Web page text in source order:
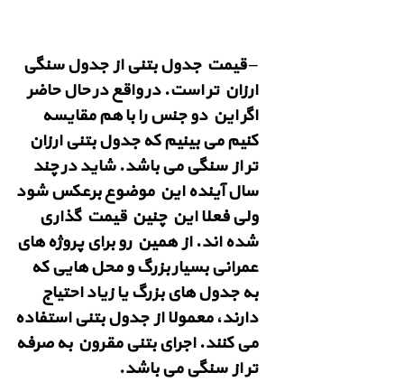
– قیمت جدول بتنی از جدول سنگی
ارزان تر است. در واقع در حال حاضر
اگر این دو جنس را با هم مقایسه
کنیم می بینیم که جدول بتنی ارزان
تر از سنگی می باشد. شاید در چند
سال آینده این موضوع برعکس شود
ولی فعلا این چنین قیمت گذاری
شده اند. از همین رو برای پروژه های
عمرانی بسیار بزرگ و محل هایی که
به جدول های بزرگ یا زیاد احتیاج
دارند، معمولا از جدول بتنی استفاده
می کنند. اجرای بتنی مقرون به صرفه
تر از سنگی می باشد.